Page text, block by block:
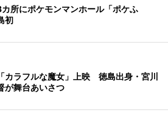
所にポケモンマンホール「ポケふ
初
カラフルな魔女」上映 徳島出身・宮川
が舞台あいさつ